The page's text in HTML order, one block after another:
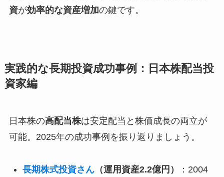
資が効率的な資産増加の鍵です。
実践的な長期投資成功事例：日本株配当投
資家編
日本株の高配当株は安定配当と株価成長の両立が
可能。2025年の成功事例を振り返りましょう。
長期株式投資さん（運用資産2.2億円）
：2004